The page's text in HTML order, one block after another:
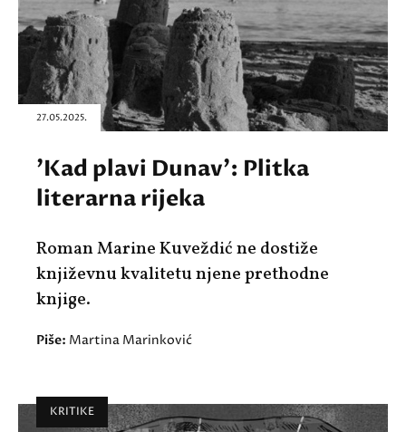
27.05.2025.
'Kad plavi Dunav': Plitka
literarna rijeka
Roman Marine Kuveždić ne dostiže
književnu kvalitetu njene prethodne
knjige.
Piše: Martina Marinković
KRITIKE